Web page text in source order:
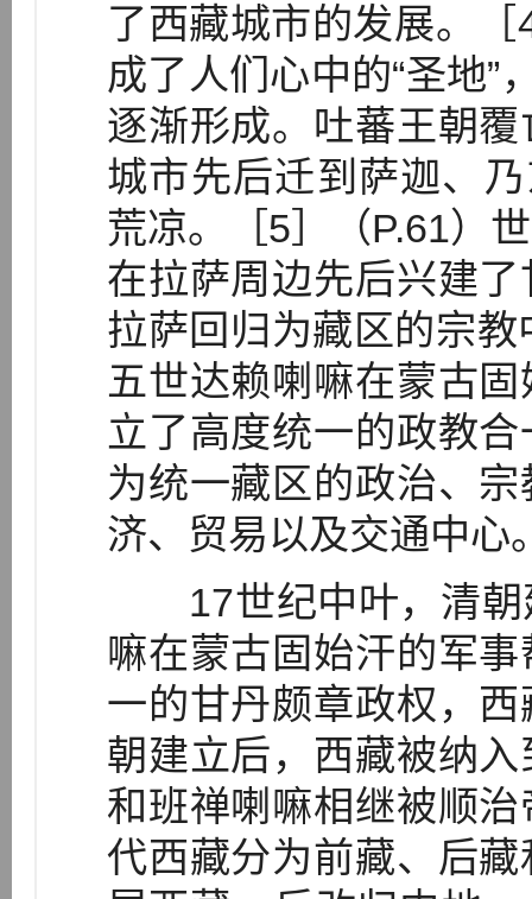
了西藏城市的发展。［
成了人们心中的“圣地”
逐渐形成。吐蕃王朝
城市先后迁到萨迦、
荒凉。［5］（P.61）
在拉萨周边先后兴建
拉萨回归为藏区的宗
五世达赖喇嘛在蒙古
立了高度统一的政教
为统一藏区的政治、
济、贸易以及交通中心
17世纪中叶，清朝
嘛在蒙古固始汗的军
一的甘丹颇章政权，
朝建立后，西藏被纳
和班禅喇嘛相继被顺
代西藏分为前藏、后